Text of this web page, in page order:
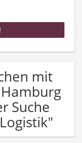
mit
Suche